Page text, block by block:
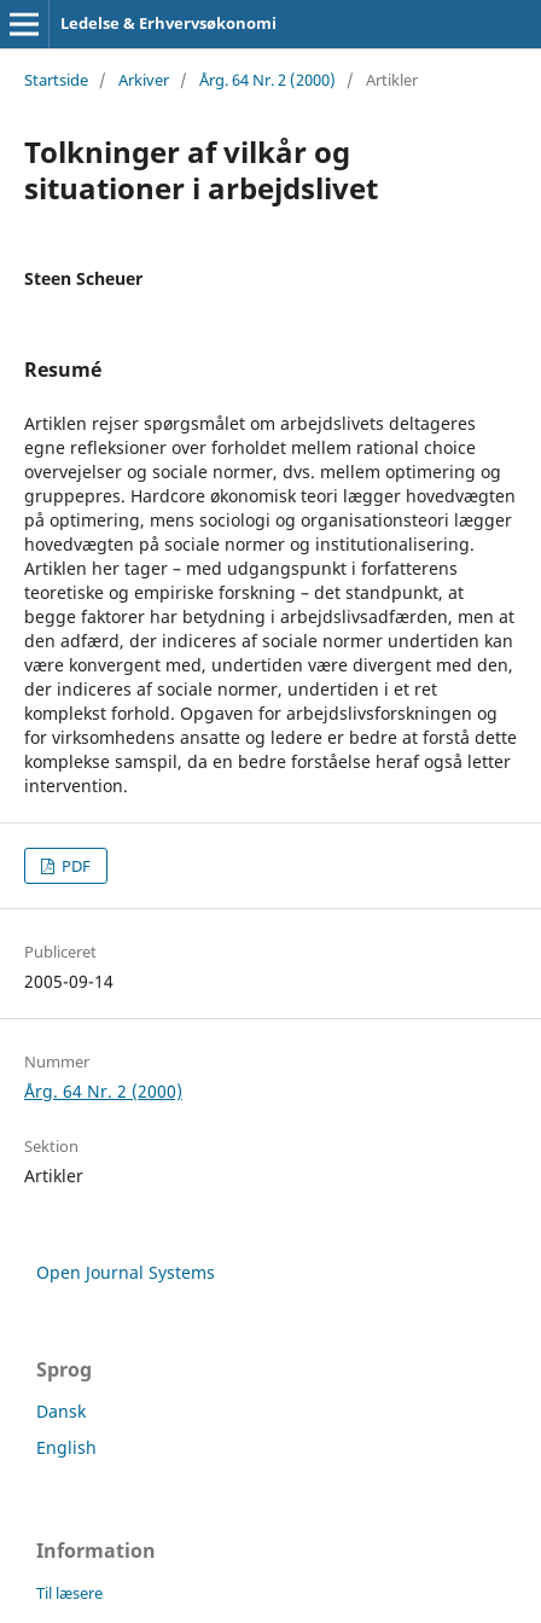
Ledelse & Erhvervsøkonomi
Startside / Arkiver / Årg. 64 Nr. 2 (2000) / Artikler
Tolkninger af vilkår og
situationer i arbejdslivet
Steen Scheuer
Resumé
Artiklen rejser spørgsmålet om arbejdslivets deltageres
egne refleksioner over forholdet mellem rational choice
overvejelser og sociale normer, dvs. mellem optimering og
gruppepres. Hardcore økonomisk teori lægger hovedvægten
på optimering, mens sociologi og organisationsteori lægger
hovedvægten på sociale normer og institutionalisering.
Artiklen her tager – med udgangspunkt i forfatterens
teoretiske og empiriske forskning – det standpunkt, at
begge faktorer har betydning i arbejdslivsadfærden, men at
den adfærd, der indiceres af sociale normer undertiden kan
være konvergent med, undertiden være divergent med den,
der indiceres af sociale normer, undertiden i et ret
komplekst forhold. Opgaven for arbejdslivsforskningen og
for virksomhedens ansatte og ledere er bedre at forstå dette
komplekse samspil, da en bedre forståelse heraf også letter
intervention.
PDF
Publiceret
2005-09-14
Nummer
Årg. 64 Nr. 2 (2000)
Sektion
Artikler
Open Journal Systems
Sprog
Dansk
English
Information
Til læsere